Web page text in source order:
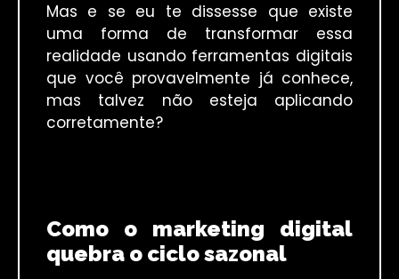
Mas e se eu te dissesse que existe
uma forma de transformar essa
realidade usando ferramentas digitais
que você provavelmente já conhece,
mas talvez não esteja aplicando
corretamente?
Como o marketing digital
quebra o ciclo sazonal